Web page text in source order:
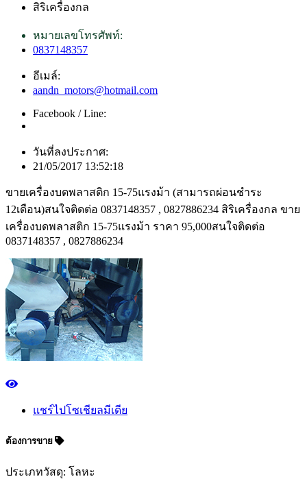
สิริเครื่องกล
หมายเลขโทรศัพท์:
0837148357
อีเมล์:
aandn_motors@hotmail.com
Facebook / Line:
วันที่ลงประกาศ:
21/05/2017 13:52:18
ขายเครื่องบดพลาสติก 15-75แรงม้า (สามารถผ่อนชำระ
12เดือน)สนใจติดต่อ 0837148357 , 0827886234 สิริเครื่องกล ขาย
เครื่องบดพลาสติก 15-75แรงม้า ราคา 95,000สนใจติดต่อ
0837148357 , 0827886234
แชร์ไปโซเชียลมีเดีย
ต้องการขาย
ประเภทวัสดุ: โลหะ